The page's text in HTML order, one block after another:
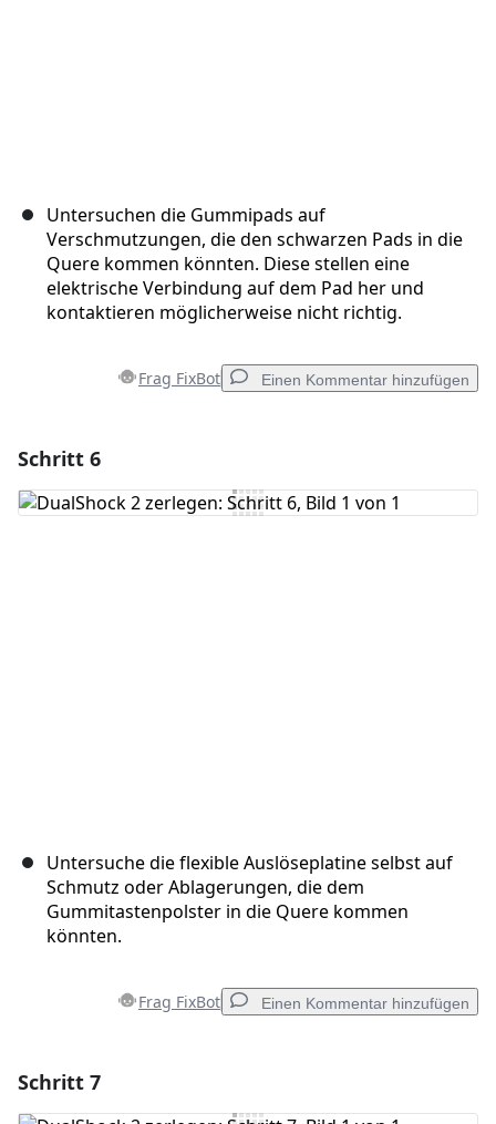
Untersuchen die Gummipads auf
Verschmutzungen, die den schwarzen Pads in die
Quere kommen könnten. Diese stellen eine
elektrische Verbindung auf dem Pad her und
kontaktieren möglicherweise nicht richtig.
Frag FixBot Einen Kommentar hinzufügen
Kommentar hinzufügen
Schritt 6
Untersuche die flexible Auslöseplatine selbst auf
Schmutz oder Ablagerungen, die dem
Gummitastenpolster in die Quere kommen
könnten.
Frag FixBot Einen Kommentar hinzufügen
Schritt 7